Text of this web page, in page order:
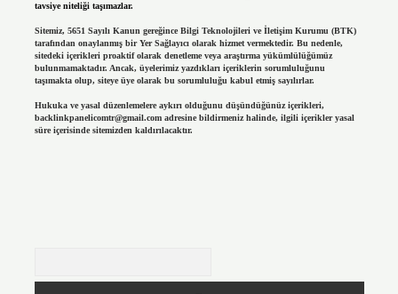
tavsiye niteliği taşımazlar.
Sitemiz, 5651 Sayılı Kanun gereğince Bilgi Teknolojileri ve İletişim Kurumu (BTK)
tarafından onaylanmış bir Yer Sağlayıcı olarak hizmet vermektedir. Bu nedenle,
sitedeki içerikleri proaktif olarak denetleme veya araştırma yükümlülüğümüz
bulunmamaktadır. Ancak, üyelerimiz yazdıkları içeriklerin sorumluluğunu
taşımakta olup, siteye üye olarak bu sorumluluğu kabul etmiş sayılırlar.
Hukuka ve yasal düzenlemelere aykırı olduğunu düşündüğünüz içerikleri,
backlinkpanelicomtr@gmail.comadresine bildirmeniz halinde, ilgili içerikler yasal
süre içerisinde sitemizden kaldırılacaktır.